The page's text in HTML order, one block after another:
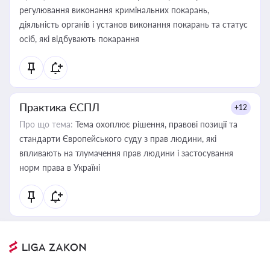
регулювання виконання кримінальних покарань,
діяльність органів і установ виконання покарань та статус
осіб, які відбувають покарання
Практика ЄСПЛ +12
Про що тема: Тема охоплює рішення, правові позиції та
стандарти Європейського суду з прав людини, які
впливають на тлумачення прав людини і застосування
норм права в Україні